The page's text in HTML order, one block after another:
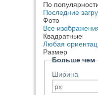
По
Последние
Фото
Все
Квадратные
Любая
Размер
Больше чем
Ширина